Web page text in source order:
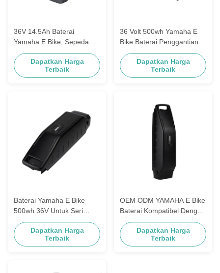
36V 14.5Ah Baterai
Yamaha E Bike, Sepeda
Listrik Baterai Li Ion 522wh
Dapatkan Harga
Terbaik
36 Volt 500wh Yamaha E
Bike Baterai Penggantian
13ah 14.5ah
Dapatkan Harga
Terbaik
Baterai Yamaha E Bike
500wh 36V Untuk Seri
Panasonic Raleigh
Dapatkan Harga
Terbaik
OEM ODM YAMAHA E Bike
Baterai Kompatibel Dengan
36V Haibike Down Tube
Tipe Disesuaikan
Dapatkan Harga
Terbaik